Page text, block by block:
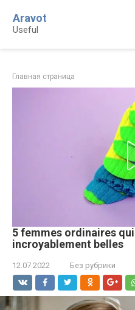
content
Aravot
Useful
Главная страница
5 femmes ordinaires
incroyablement belles
12.07.2022 Без рубрики